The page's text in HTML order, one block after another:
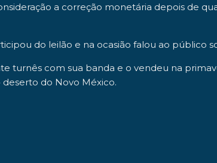
a correção monetária depois de
do leilão e na ocasião falou ao público
turnês com sua banda e o vendeu na
deserto do Novo México.